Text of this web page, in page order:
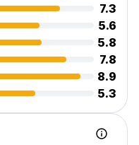
7.3
5.6
5.8
7.8
8.9
5.3